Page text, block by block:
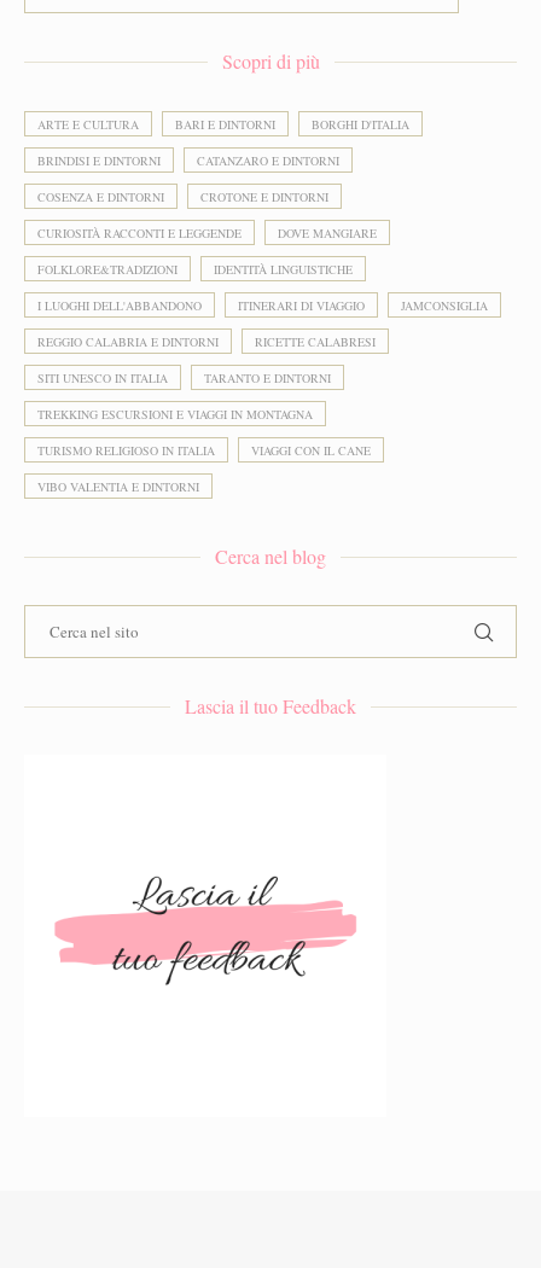
Scopri di più
ARTE E CULTURA BARI E DINTORNI BORGHI D'ITALIA
BRINDISI E DINTORNI CATANZARO E DINTORNI
COSENZA E DINTORNI CROTONE E DINTORNI
CURIOSITÀ RACCONTI E LEGGENDE DOVE MANGIARE
FOLKLORE&TRADIZIONI IDENTITÀ LINGUISTICHE
I LUOGHI DELL'ABBANDONO ITINERARI DI VIAGGIO JAMCONSIGLIA
REGGIO CALABRIA E DINTORNI RICETTE CALABRESI
SITI UNESCO IN ITALIA TARANTO E DINTORNI
TREKKING ESCURSIONI E VIAGGI IN MONTAGNA
TURISMO RELIGIOSO IN ITALIA VIAGGI CON IL CANE
VIBO VALENTIA E DINTORNI
Cerca nel blog
Lascia il tuo Feedback